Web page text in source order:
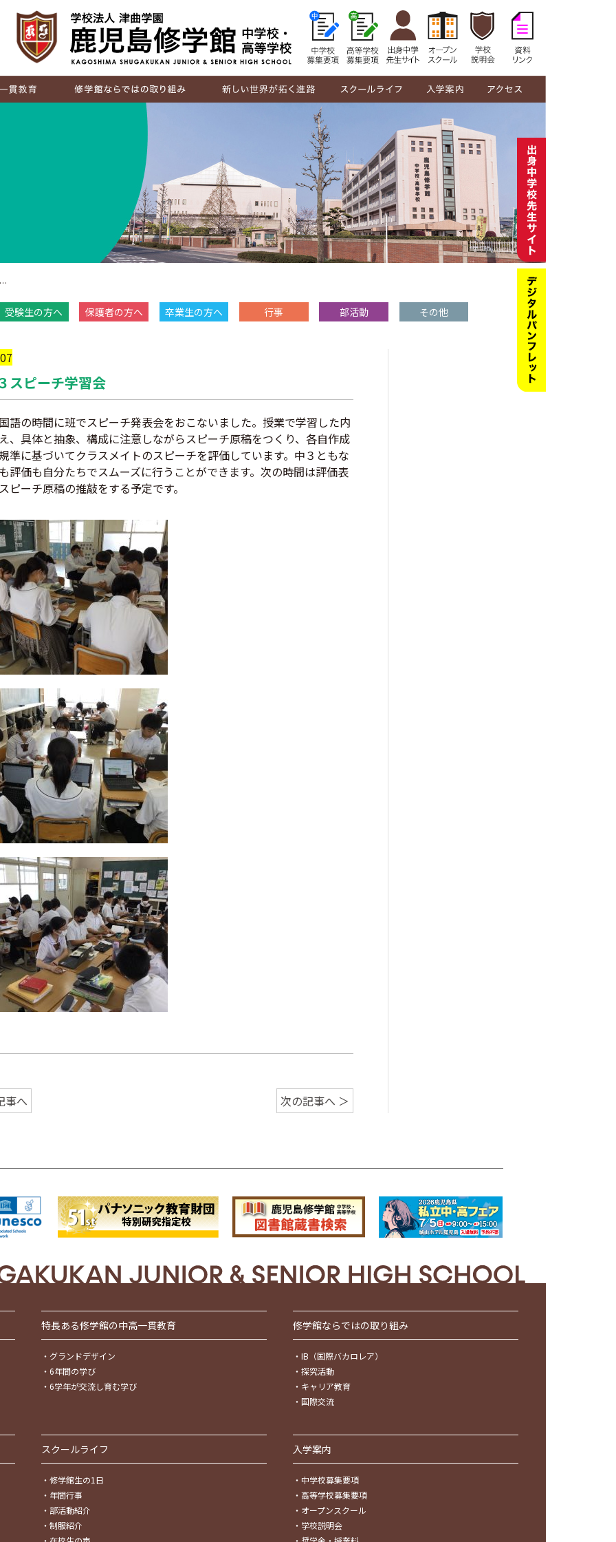
修学館生の1日
年間行事
部活動紹介
制服紹介
在校生の声
教員メッセージ
受験生の方へ 保護者の方へ 卒業生の方へ 行事 部活動 その他
ピーチ学習会
の時間に班でスピーチ発表会をおこないました。授業で学習した内
、具体と抽象、構成に注意しながらスピーチ原稿をつくり、各自作成
準に基づいてクラスメイトのスピーチを評価しています。中３ともな
評価も自分たちでスムーズに行うことができます。次の時間は評価表
ピーチ原稿の推敲をする予定です。
事へ 次の記事へ ＞
特長ある修学館の中高一貫教育
・ グランドデザイン
・ 6年間の学び
・ 6学年が交流し育む学び
修学館ならではの取り組み
・ IB（国際バカロレア）
・ 探究活動
・ キャリア教育
・ 国際交流
スクールライフ
・ 修学館生の1日
・ 年間行事
・ 部活動紹介
・ 制服紹介
入学案内
・ 中学校募集要項
・ 高等学校募集要項
・ オープンスクール
・ 学校説明会